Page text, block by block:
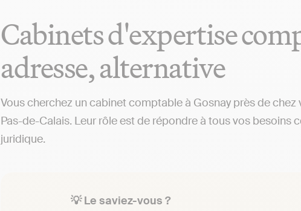
Cabinets d'expertise
adresse, alternative
Vous cherchez un cabinet comptable à Gosnay près de
Pas-de-Calais. Leur rôle est de répondre à tous vos
juridique.
💡 Le saviez-vous ?